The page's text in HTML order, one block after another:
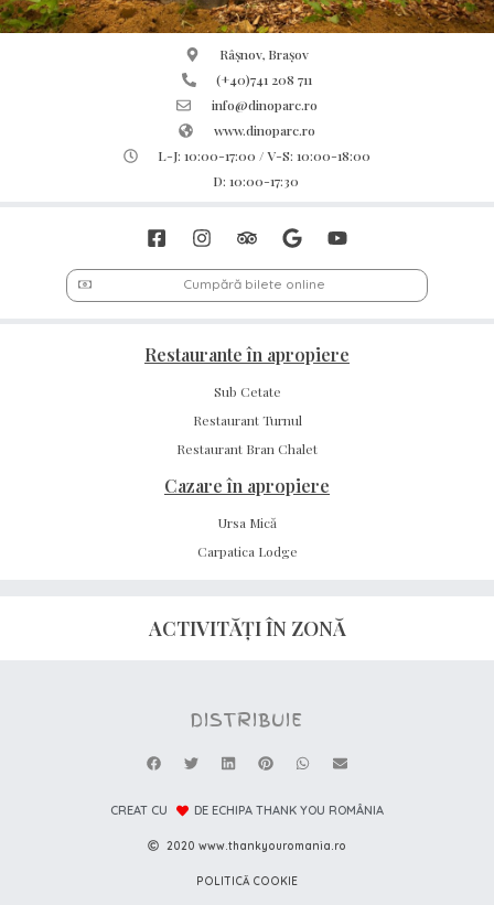
Râșnov, Brașov
(+40)741 208 711
info@dinoparc.ro
www.dinoparc.ro
L-J: 10:00-17:00 / V-S: 10:00-18:00
D: 10:00-17:30
Cumpără bilete online
Restaurante în apropiere
Sub Cetate
Restaurant Turnul
Restaurant Bran Chalet
Cazare în apropiere
Ursa Mică
Carpatica Lodge
ACTIVITĂȚI ÎN ZONĂ
DISTRIBUIE
CREAT CU DE ECHIPA THANK YOU ROMÂNIA
2020 www.thankyouromania.ro
POLITICĂ COOKIE